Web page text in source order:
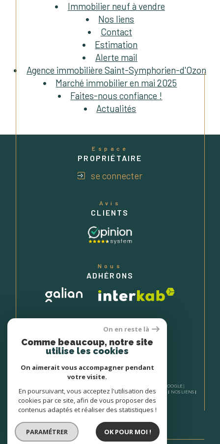
Immobilier neuf à vendre
Nos liens
Contact
Estimation
Alerte mail
Agence immobilière Saint-Symphorien-d'Ozon
Marché immobilier en mai 2025
Faites-nous confiance !
Actualités
Espace
PROPRIÉTAIRE
se connecter
Avis
CLIENTS
Nous
ADHÉRONS
© 2026 | TOUS DROITS RÉSERVÉS | TRADUCTION POWERED BY GOOGLE |
NOS HONORAIRES
PLAN DU SITE MENTIONS LÉGALES ADMIN
NOS LIENS
POLITIQUE RGPD COOKIES
On en reste là
Comme beaucoup, notre site
utilise les cookies
On aimerait vous accompagner pendant
votre visite.
En poursuivant, vous acceptez l'utilisation des
cookies par ce site, afin de vous proposer des
contenus adaptés et réaliser des statistiques !
PARAMÉTRER OK POUR MOI !